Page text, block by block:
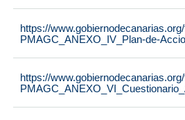
https://
PMAGC_ANEXO_IV_Plan-de-
https://